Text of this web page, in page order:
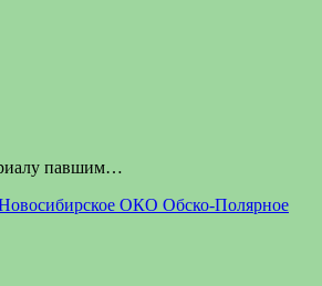
павшим…
ОКО Обско-Полярное